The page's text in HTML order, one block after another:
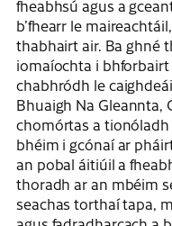
fheabhsú agus a
b’fhearr le
thabhairt air. Ba ghné
iomaíochta i
chabhródh le
Bhuaigh Na Gleannta,
chomórtas a tionóladh
bhéim i gcónaí ar
an pobal áitiúil a
thoradh ar an mbéim
seachas torthaí tapa,